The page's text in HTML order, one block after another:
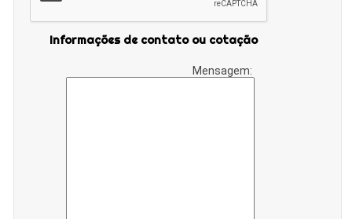
Informações de contato ou cotação
Mensagem: